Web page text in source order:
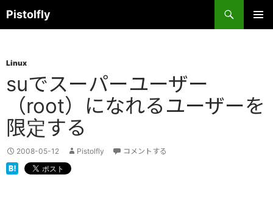
ン
ツ
へ
ス
プ
Pistolfly
索
Linux
suでスーパーユーザー
（root）になれるユーザーを
限定する
2008-05-12 Pistolfly コメントする